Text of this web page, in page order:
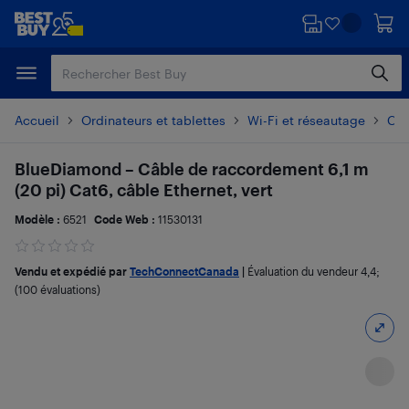
Passer
principal
Passer
Accueil Ordinateurs et tablettes Wi-Fi et réseautage
BlueDiamond – Câble de raccordement 6,1 m
(20 pi) Cat6, câble Ethernet, vert
Modèle : 6521 Code Web : 11530131
Vendu et expédié par TechConnectCanada Évaluation du vendeur 4,4;
(100 évaluations)